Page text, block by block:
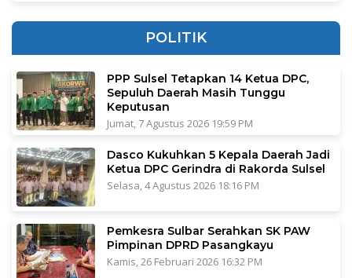
POLITIK
PPP Sulsel Tetapkan 14 Ketua DPC,
Sepuluh Daerah Masih Tunggu
Keputusan
Jumat, 7 Agustus 2026 19:59 PM
Dasco Kukuhkan 5 Kepala Daerah Jadi
Ketua DPC Gerindra di Rakorda Sulsel
Selasa, 4 Agustus 2026 18:16 PM
Pemkesra Sulbar Serahkan SK PAW
Pimpinan DPRD Pasangkayu
Kamis, 26 Februari 2026 16:32 PM